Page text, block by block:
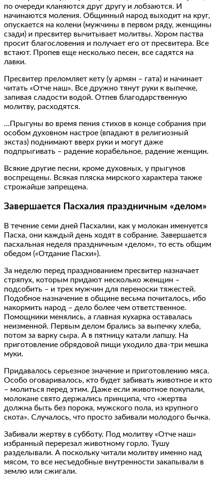
по очереди кланяются друг другу и лобзаются. И
начинаются моления. Общинный народ выходит на круг,
опускается на колени (мужчины в первом ряду, женщины
сзади) и пресвитер вычитывает молитвы. Хором паства
просит благословения и получает его от пресвитера. Все
встают. Пропев еще несколько песен, все садятся на
лавки.
Пресвитер преломляет кету (у армян – гата) и начинает
читать «Отче наш». Все дружно тянут руки к выпечке,
запивая сладости водой. Отпев благодарственную
молитву, расходятся.
…Прыгуны во время пения стихов в конце собрания при
особом духовном настрое (впадают в религиозный
экстаз) поднимают вверх руки и могут даже
подпрыгивать – радение корабельное, радение женщин.
Всякие другие песни, кроме духовных, у прыгунов
воспрещены. Всякая пляска мирского характера также
строжайше запрещена.
Завершается Пасхалия праздничным «делом»
В течение семи дней Пасхалии, как у молокан именуется
Пасха, они каждый день ходят в собрание. Завершается
пасхальная неделя праздничным «делом», то есть общим
обедом («Отдание Пасхи»).
За неделю перед празднованием пресвитер назначает
стряпух, которым придают несколько женщин –
подсобить – и трех мужчин для переноски тяжестей.
Подобное назначение в общине весьма почиталось, ибо
накормить народ – дело более чем ответственное.
Помощники менялись, а главная кухарка оставалась
неизменной. Первым делом брались за выпечку хлеба,
потом за варку сыра. А в пятницу катали лапшу. На
приготовление обрядовой пищи уходило два-три мешка
муки.
Придавалось серьезное значение и приготовлению мяса.
Особо оговаривалось, кто будет забивать животное и кто
– молиться перед этим. Даже если животное покупали,
молокане свято держались принципа, что «жертва
должна быть без порока, мужского пола, из крупного
скота». Случалось, что просто забивали молодого бычка.
Забивали жертву в субботу. Под молитву «Отче наш»
избранный перерезал животному горло. Тушу
разделывали. А поскольку читали молитву именно над
мясом, то все несъедобные внутренности закапывали в
землю или сжигали.